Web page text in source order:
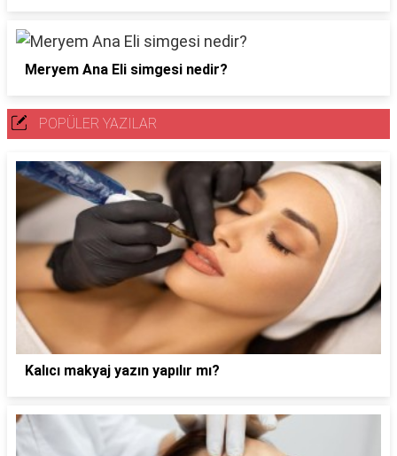
Meryem Ana Eli simgesi nedir?
POPÜLER YAZILAR
Kalıcı makyaj yazın yapılır mı?